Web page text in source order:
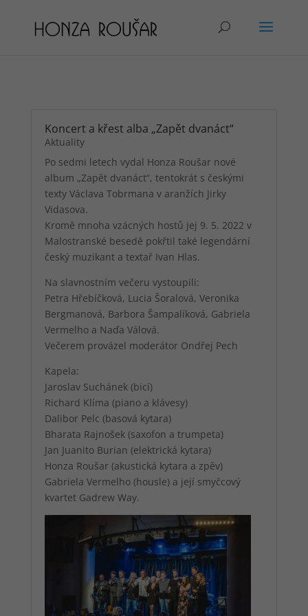
Koncert a křest alba „Zapět dvanáct“
Aktuality
Po sedmi letech vydal Honza Roušar nové
album „Zapět dvanáct“, tentokrát s českými
texty Václava Tobrmana v aranžích Jirky
Vidasova.
Kromě mnoha vzácných hostů jej 9. 5. 2022 v
Malostranské besedě pokřtil také legendární
český muzikant a textař Ivan Hlas.
Na slavnostním večeru vystoupili:
Petra Hřebíčková, Lucia Šoralová, Veronika
Bergmanová, Barbora Šampalíková, Gabriela
Vermelho a Naďa Válová.
Večerem provázel moderátor Ondřej Pech
Kapela:
Jaroslav Suchánek (bicí)
Richard Klíma (piano a klávesy)
Dalibor Pelc (basová kytara)
Bharata Rajnošek (saxofon a trumpeta)
Jan Juanito Burian (elektrická kytara)
Honza Roušar (akustická kytara a zpěv)
Gabriela Vermelho (housle) a její smyčcový
kvartet Gadrew Way.